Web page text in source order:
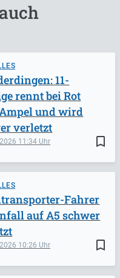
bookmark_border
11:34
11-
rennt bei Rot
und wird
verletzt
bookmark_border
10:26
Fahrer
auf A5 schwer